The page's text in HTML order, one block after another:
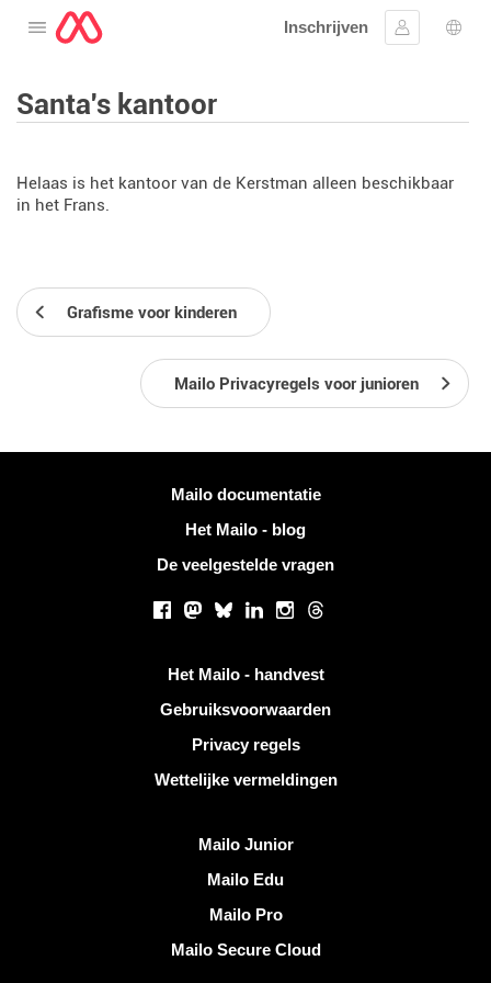
Open het menu
Inschrijven
Aanmelden
Taal
Santa's kantoor
Helaas is het kantoor van de Kerstman alleen beschikbaar
in het Frans.
Grafisme voor kinderen
Mailo Privacyregels voor junioren
Mailo documentatie
Het Mailo - blog
De veelgestelde vragen
Facebook
Mastodon
BlueskyLinkedInInstagram
Threads
Het Mailo - handvest
Gebruiksvoorwaarden
Privacy regels
Wettelijke vermeldingen
Mailo Junior
Mailo Edu
Mailo Pro
Mailo Secure Cloud